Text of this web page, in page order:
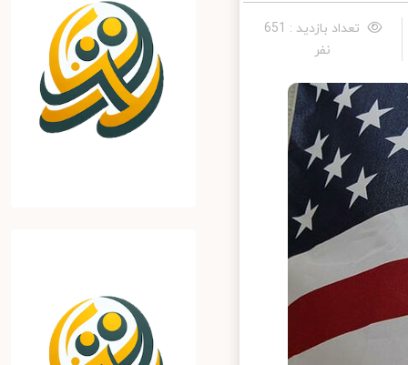
تعداد بازدید : 651
نفر